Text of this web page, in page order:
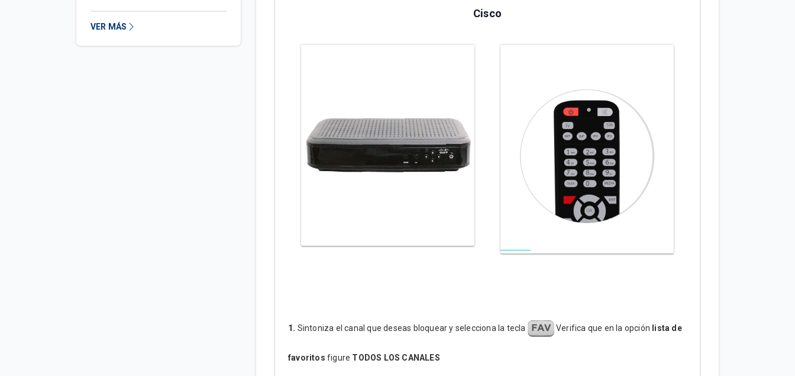
VER MÁS
Cisco
1. Sintoniza el canal que deseas bloquear y selecciona la tecla Verifica que en la opción lista de
favoritos figure TODOS LOS CANALES